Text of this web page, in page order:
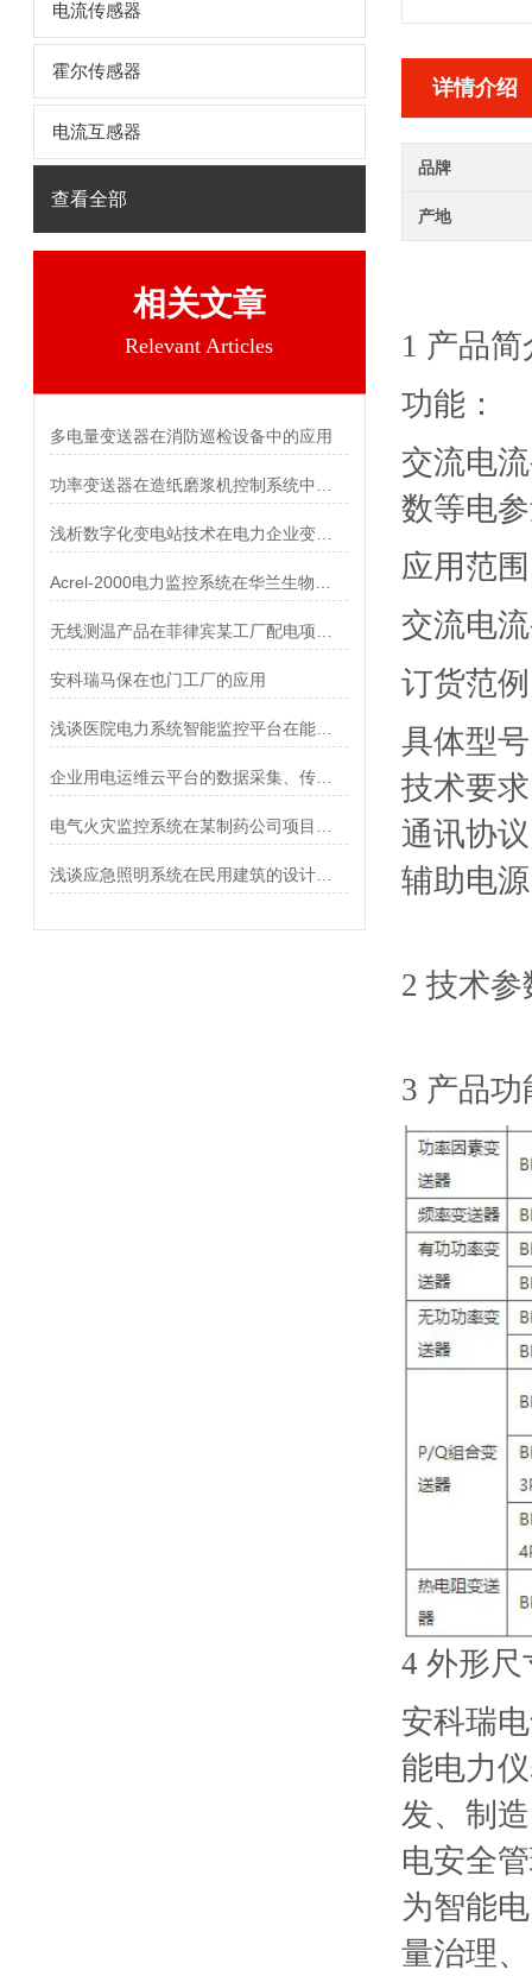
电流传感器
霍尔传感器
电流互感器
查看全部
相关文章
Relevant Articles
多电量变送器在消防巡检设备中的应用
安科瑞马保在也门工厂的应用
详情介绍
品牌
产地
1 产品简
功能：
交流电
数等电
应用范
交流电
订货范
具体型
技术要
通讯协
辅助电
2 技术参
3 产品功
4 外形尺
安科瑞
能电力
发、制
电安全
为智能
量治理